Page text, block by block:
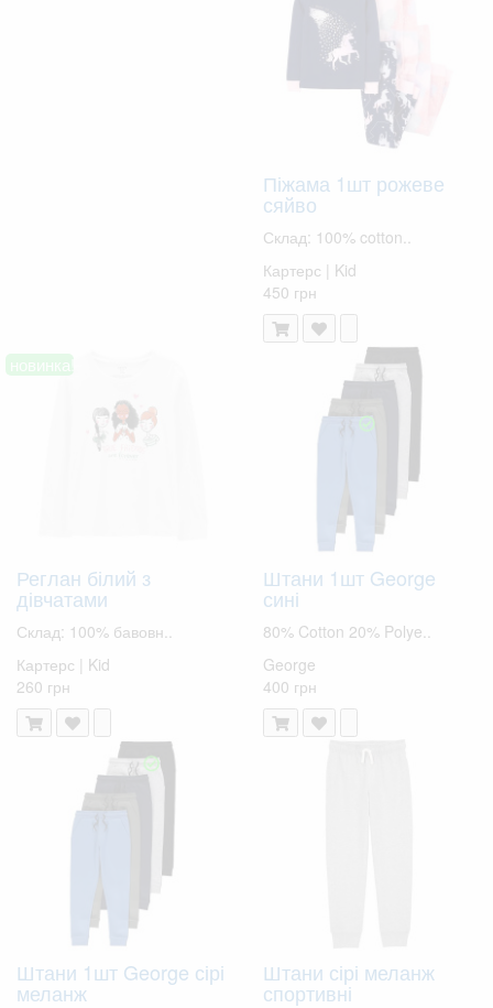
Піжама 1шт рожеве
сяйво
Склад: 100% cotton..
Картерс | Kid
450 грн
новинка!
Реглан білий з
дівчатами
Склад: 100% бавовн..
Картерс | Kid
260 грн
Штани 1шт George
сині
80% Cotton 20% Polye..
George
400 грн
Штани 1шт George сірі
меланж
Штани сірі меланж
спортивні